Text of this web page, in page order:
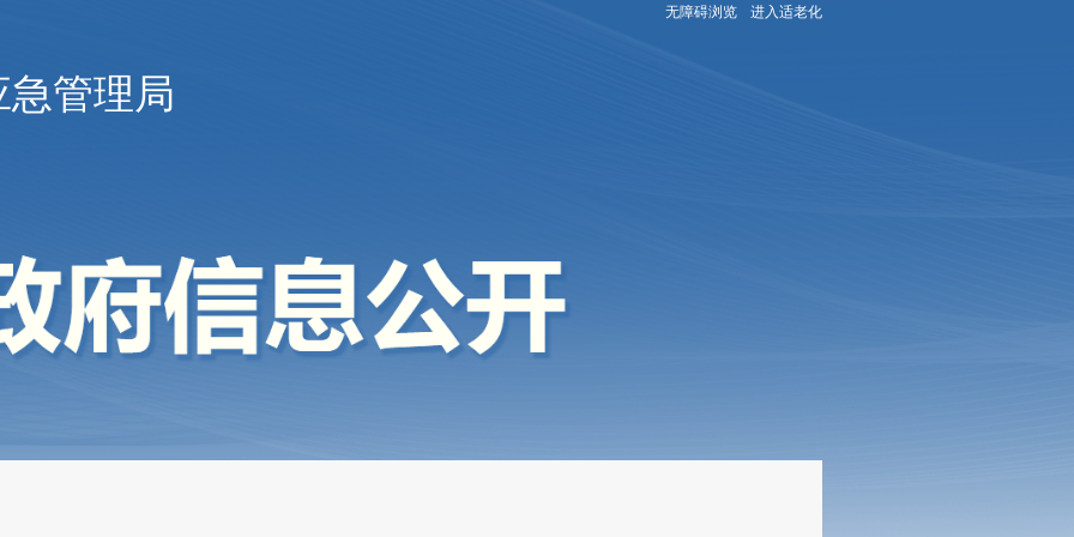
无障碍浏览 进入适老化
管理局